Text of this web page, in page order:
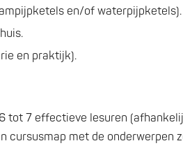
en/of waterpijpketels).
en praktijk).
tot 7 effectieve lesuren
cursusmap met de onderwerpen